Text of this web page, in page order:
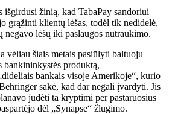
išgirdusi žinią, kad TabaPay sandoriui
grąžinti klientų lėšas, todėl tik nedidelė,
negavo lėšų iki paslaugos nutraukimo.
vėliau šiais metais pasiūlyti baltuoju
bankininkystės produktą,
bankais visoje Amerikoje“, kurio
sakė, kad dar negali įvardyti. Jis
judėti ta kryptimi per pastaruosius
dėl „Synapse“ žlugimo.